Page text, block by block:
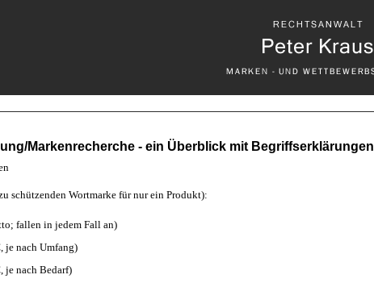
Markenrecherche - ein Überblick mit Begriffserklärungen
schützenden Wortmarke für nur ein Produkt):
fallen in jedem Fall an)
je nach Umfang)
je nach Bedarf)